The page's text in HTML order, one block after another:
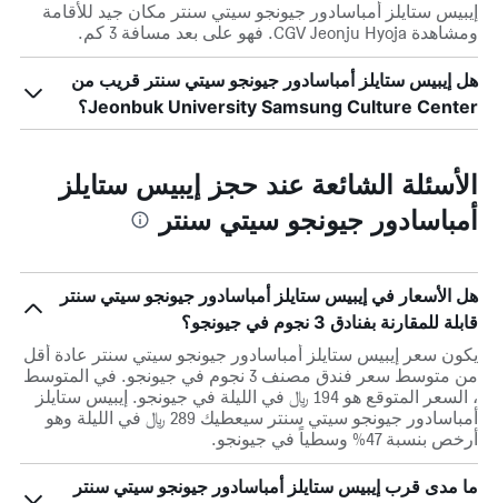
إيبيس ستايلز أمباسادور جيونجو سيتي سنتر مكان جيد للأقامة
ومشاهدة CGV Jeonju Hyoja. فهو على بعد مسافة 3 كم.
هل إيبيس ستايلز أمباسادور جيونجو سيتي سنتر قريب من
Jeonbuk University Samsung Culture Center؟
الأسئلة الشائعة عند حجز إيبيس ستايلز
أمباسادور جيونجو سيتي سنتر
هل الأسعار في إيبيس ستايلز أمباسادور جيونجو سيتي سنتر
قابلة للمقارنة بفنادق 3 نجوم في جيونجو؟
يكون سعر إيبيس ستايلز أمباسادور جيونجو سيتي سنتر عادة أقل
من متوسط ​​سعر فندق مصنف 3 نجوم في جيونجو. في المتوسط
، السعر المتوقع هو 194 ﷼ في الليلة في جيونجو. إيبيس ستايلز
أمباسادور جيونجو سيتي سنتر سيعطيك 289 ﷼ في الليلة وهو
أرخص بنسبة 47% وسطياً في جيونجو.
ما مدى قرب إيبيس ستايلز أمباسادور جيونجو سيتي سنتر